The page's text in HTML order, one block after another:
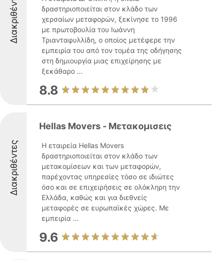
Διακριθέντες
δραστηριοποιείται στον κλάδο των
χερσαίων μεταφορών, ξεκίνησε το 1996
με πρωτοβουλία του Ιωάννη
Τριανταφυλλίδη, ο οποίος μετέφερε την
εμπειρία του από τον τομέα της οδήγησης
στη δημιουργία μιας επιχείρησης με
ξεκάθαρο ...
8.8
Διακριθέντες
Hellas Movers - Μετακομισεις
Η εταιρεία Hellas Movers
δραστηριοποιείται στον κλάδο των
μετακομίσεων και των μεταφορών,
παρέχοντας υπηρεσίες τόσο σε ιδιώτες
όσο και σε επιχειρήσεις σε ολόκληρη την
Ελλάδα, καθώς και για διεθνείς
μεταφορές σε ευρωπαϊκές χώρες. Με
εμπειρία ...
9.6